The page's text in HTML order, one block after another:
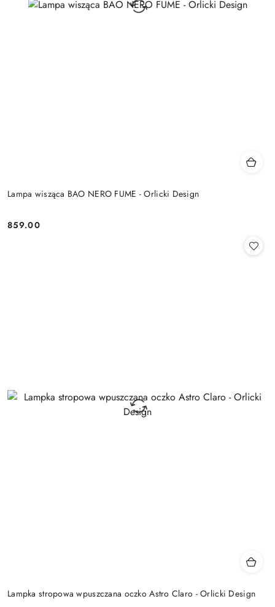
Lampa wisząca BAO NERO FUME - Orlicki Design
Cena:
859.00
Lampka stropowa wpuszczana oczko Astro Claro - Orlicki Design